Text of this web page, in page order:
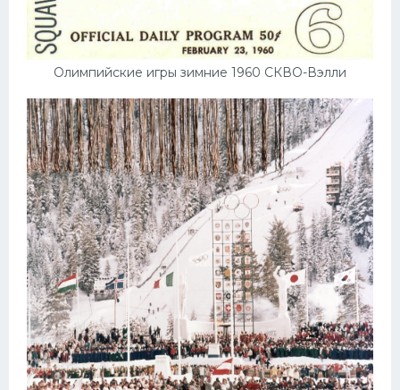
Олимпийские игры зимние 1960 СКВО-Вэлли